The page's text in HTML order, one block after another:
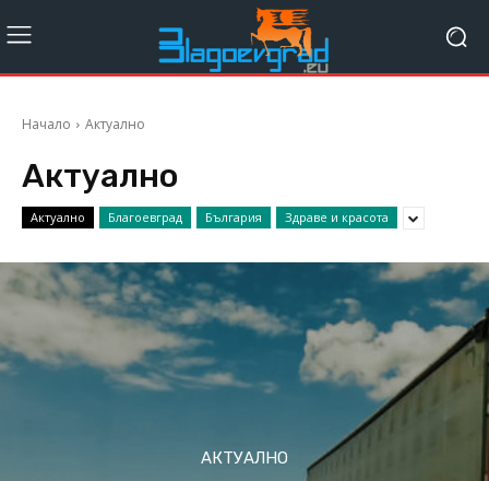
Начало Актуално
Актуално
Актуално Благоевград България Здраве и красота
АКТУАЛНО